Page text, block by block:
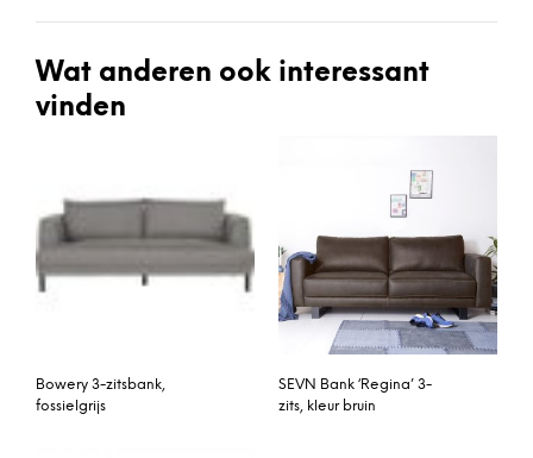
Wat anderen ook interessant
vinden
Bowery 3-zitsbank,
fossielgrijs
SEVN Bank ‘Regina’ 3-
zits, kleur bruin